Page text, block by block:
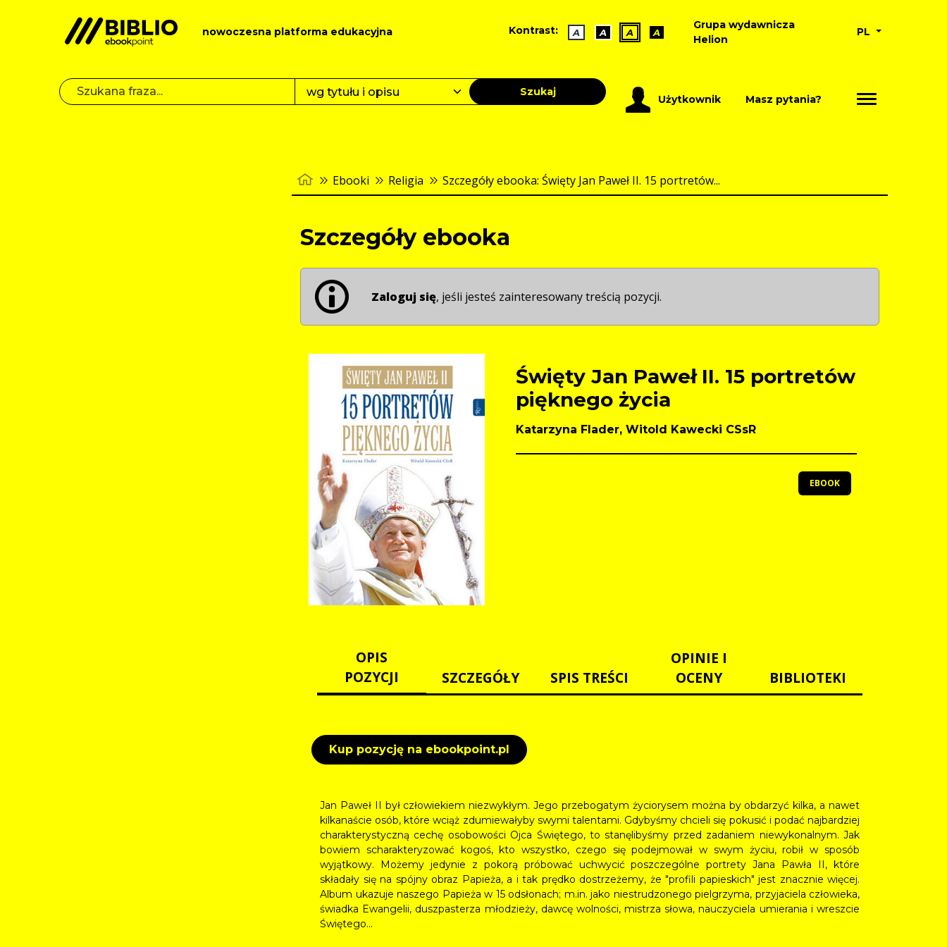
nowoczesna platforma edukacyjna Kontrast: A A A A
Grupa wydawnicza
Helion
PL
Szukaj
Użytkownik Masz pytania?
Ebooki Religia Szczegóły ebooka: Święty Jan Paweł II. 15 portretów...
Szczegóły ebooka
Zaloguj się, jeśli jesteś zainteresowany treścią pozycji.
Święty Jan Paweł II. 15 portretów
pięknego życia
Katarzyna Flader, Witold Kawecki CSsR
EBOOK
OPIS
POZYCJI
SZCZEGÓŁY SPIS TREŚCI
OPINIE I
OCENY
BIBLIOTEKI
Kup pozycję na ebookpoint.pl
Jan Paweł II był człowiekiem niezwykłym. Jego przebogatym życiorysem można by obdarzyć kilka, a nawet
kilkanaście osób, które wciąż zdumiewałyby swymi talentami. Gdybyśmy chcieli się pokusić i podać najbardziej
charakterystyczną cechę osobowości Ojca Świętego, to stanęlibyśmy przed zadaniem niewykonalnym. Jak
bowiem scharakteryzować kogoś, kto wszystko, czego się podejmował w swym życiu, robił w sposób
wyjątkowy. Możemy jedynie z pokorą próbować uchwycić poszczególne portrety Jana Pawła II, które
składały się na spójny obraz Papieża, a i tak prędko dostrzeżemy, że "profili papieskich" jest znacznie więcej.
Album ukazuje naszego Papieża w 15 odsłonach; m.in. jako niestrudzonego pielgrzyma, przyjaciela człowieka,
świadka Ewangelii, duszpasterza młodzieży, dawcę wolności, mistrza słowa, nauczyciela umierania i wreszcie
Świętego...